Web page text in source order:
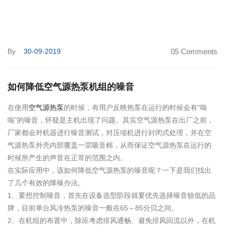
By 30-09-2019 05 Comments
如何降低空气源热泵机组的噪音
在使用空气源热泵的时候，有用户反映热泵在运行的时候会有“嗡
嗡”的噪音，怀疑是主机出现了问题。其实空气源热泵在出厂之前，
厂家都会对机器进行噪音测试，对压缩机进行封闭式处理，并在空
气源热泵外壳内部覆盖一层吸音棉，从而保证空气源热泵在运行的
时候所产生的声音在正常的范围之内。
在实际应用中，该如何降低空气源热泵的噪音呢？一下是我们找出
了几个有效的降噪办法。
1、要想控制噪音，首先在设备选型阶段就要优先选择噪音较低的品
牌，目前单台风冷热泵的噪音一般在65～85分贝之间。
2、在机组的布置中，除应考虑排风通畅、避免排风回流以外，在机